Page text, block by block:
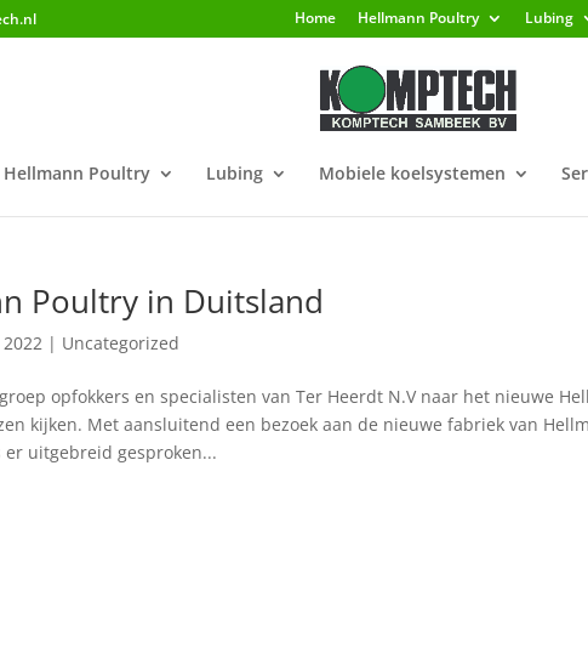
Home Hellmann Poultry Lubing
Hellmann Poultry Lubing Mobiele koelsystemen
Poultry in Duitsland
| Uncategorized
opfokkers en specialisten van Ter Heerdt N.V naar het nieuwe
kijken. Met aansluitend een bezoek aan de nieuwe fabriek van
er uitgebreid gesproken...